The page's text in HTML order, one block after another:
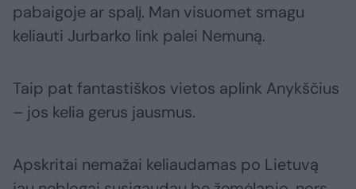
pabaigoje ar spalį. Man visuomet smagu
keliauti Jurbarko link palei Nemuną.
Taip pat fantastiškos vietos aplink Anykščius
– jos kelia gerus jausmus.
Apskritai nemažai keliaudamas po Lietuvą